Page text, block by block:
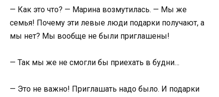
— Как это что? — Марина возмутилась. — Мы же
семья! Почему эти левые люди подарки получают, а
мы нет? Мы вообще не были приглашены!
— Так мы же не смогли бы приехать в будни…
— Это не важно! Приглашать надо было. И подарки